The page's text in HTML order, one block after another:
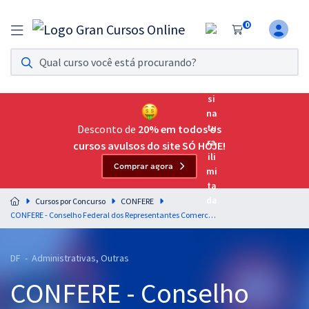
0
Assinatura Ilimitada 11
Acesso a todos os cursos. Teste grátis por 7 dias!
Assinatura OAB Até Passar
Acesso ilimitado a toda preparação para o Exame da
Residências Multiprofissionais
Preparação completa e intensiva para as principais
residências em saúde do Brasil
Cursos 20% OFF
Desconto de 20% em todos os
cursos avulsos do site SÓ HOJE!
Comprar agora
Cursos por Concurso
CONFERE
CONFERE - Conselho Federal dos Representantes Comerciais - Assistente Administrativo
DF - Administrativas, Outras
CONFERE - Conselho